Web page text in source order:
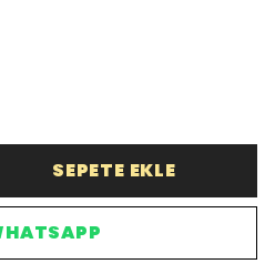
SEPETE EKLE